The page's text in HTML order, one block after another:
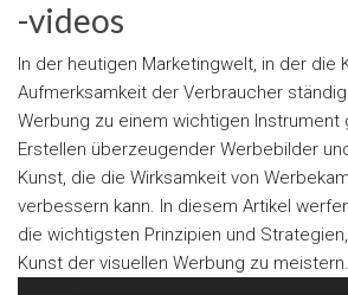
-videos
In der heutigen Marketingwelt, in der die
Aufmerksamkeit der Verbraucher
Werbung zu einem wichtigen Instrument
Erstellen überzeugender Werbebilder
Kunst, die die Wirksamkeit von
verbessern kann. In diesem Artikel
die wichtigsten Prinzipien und
Kunst der visuellen Werbung zu meistern.